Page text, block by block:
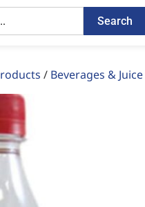
Search
/ Beverages & Juice